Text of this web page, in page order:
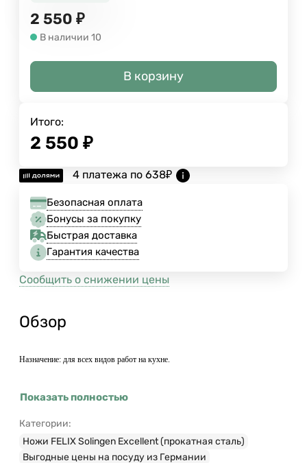
2 550 ₽
В наличии 10
В корзину
Итого:
2 550 ₽
4 платежа по 638₽
Безопасная оплата
Бонусы за покупку
Быстрая доставка
Гарантия качества
Сообщить о снижении цены
Обзор
Назначение: для всех видов работ на кухне.
Показать полностью
Категории:
Ножи FELIX Solingen Excellent (прокатная сталь)
Выгодные цены на посуду из Германии